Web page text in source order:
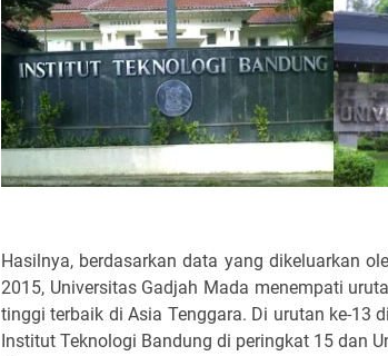
Hasilnya, berdasarkan data yang dikeluarkan
2015, Universitas Gadjah Mada menempati
tinggi terbaik di Asia Tenggara. Di urutan ke-13
Institut Teknologi Bandung di peringkat 15 dan